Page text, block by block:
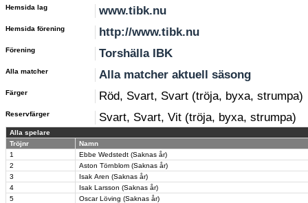
Hemsida lag www.tibk.nu
Hemsida förening http://www.tibk.nu
Förening Torshälla IBK
Alla matcher Alla matcher aktuell säsong
Färger Röd, Svart, Svart (tröja, byxa, strumpa)
Reservfärger Svart, Svart, Vit (tröja, byxa, strumpa)
Alla spelare
Tröjnr
Namn
1
Ebbe Wedstedt (Saknas år)
2
Aston Törnblom (Saknas år)
3
Isak Aren (Saknas år)
4
Isak Larsson (Saknas år)
5
Oscar Löving (Saknas år)